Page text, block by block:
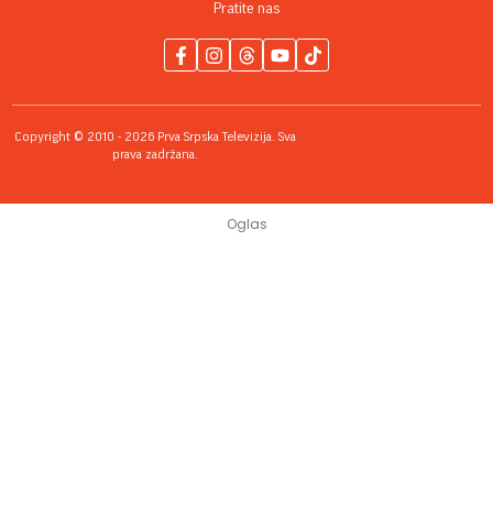
Pratite nas
Copyright © 2010 - 2026 Prva Srpska Televizija. Sva
prava zadržana.